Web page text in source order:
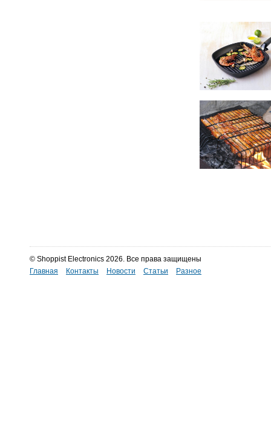
© Shoppist Electronics 2026. Все права защищены
Главная
Контакты Новости Статьи Разное